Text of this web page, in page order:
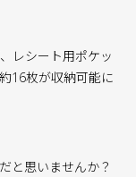
レシート用ポケッ
16枚が収納可能に
と思いませんか？